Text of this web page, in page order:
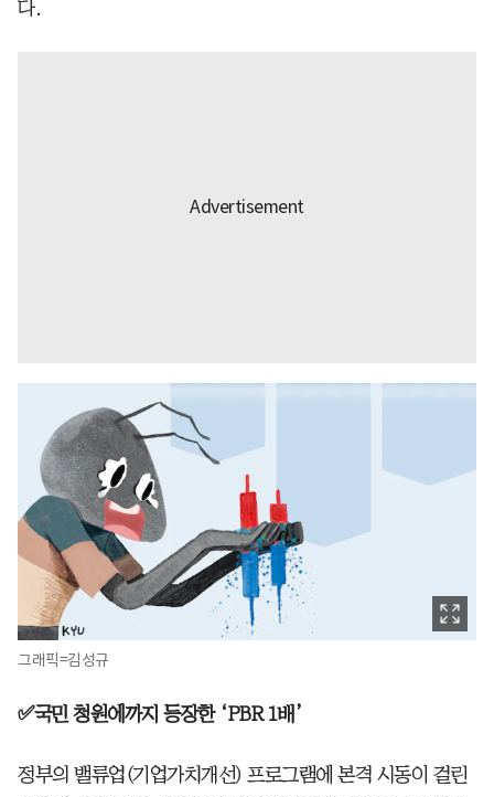
다.
그래픽=김성규
✅국민 청원에까지 등장한 ‘PBR 1배’
정부의 밸류업(기업가치개선) 프로그램에 본격 시동이 걸린